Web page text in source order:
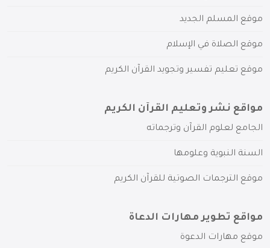
موقع المسلم الجديد
موقع الصلاة في الإسلام
موقع تعليم تفسير وتجويد القرآن الكريم
مواقع نشر وتعليم القرآن الكريم
الجامع لعلوم القرآن وترجماته
السنة النبوية وعلومها
موقع الترجمات الصوتية للقرآن الكريم
مواقع تطوير مهارات الدعاة
موقع مهارات الدعوة